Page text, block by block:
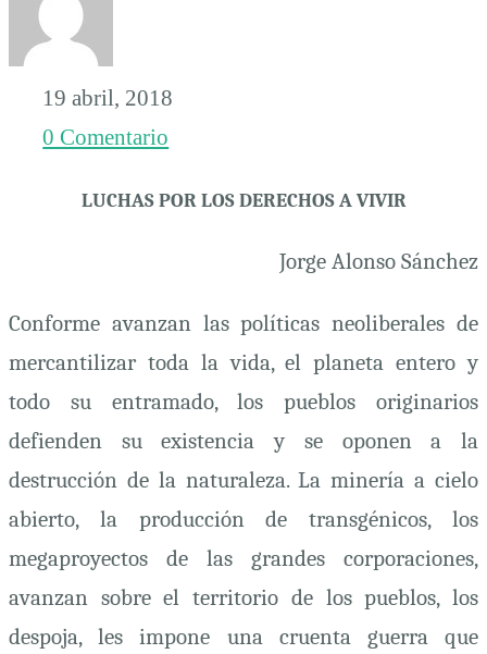
Derechos
Vivir
19 abril, 2018
0 Comentario
LUCHAS POR LOS DERECHOS A VIVIR
Jorge Alonso Sánchez
Conforme avanzan las políticas neoliberales de
mercantilizar toda la vida, el planeta entero y
todo su entramado, los pueblos originarios
defienden su existencia y se oponen a la
destrucción de la naturaleza. La minería a cielo
abierto, la producción de transgénicos, los
megaproyectos de las grandes corporaciones,
avanzan sobre el territorio de los pueblos, los
despoja, les impone una cruenta guerra que